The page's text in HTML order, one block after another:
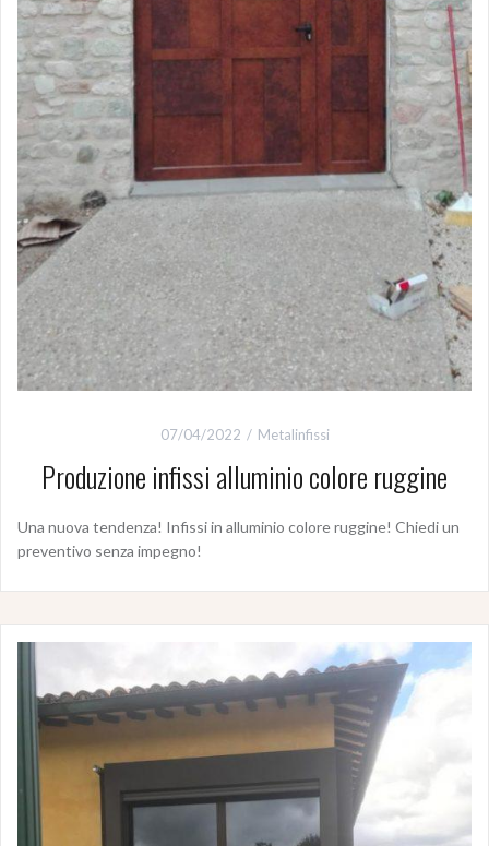
07/04/2022 Metalinfissi
Produzione infissi alluminio colore ruggine
Una nuova tendenza! Infissi in alluminio colore ruggine! Chiedi un
preventivo senza impegno!